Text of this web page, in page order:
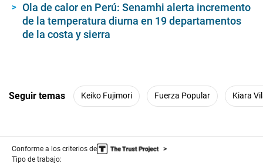
Ola de calor en Perú: Senamhi alerta incremento
de la temperatura diurna en 19 departamentos
de la costa y sierra
Seguir temas Keiko Fujimori Fuerza Popular Kiara
Conforme a los criterios de
Tipo de trabajo: